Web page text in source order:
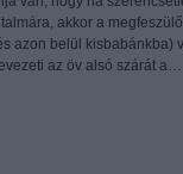
akkor a
azon belül kisbabánkba)
az öv alsó szárát a…